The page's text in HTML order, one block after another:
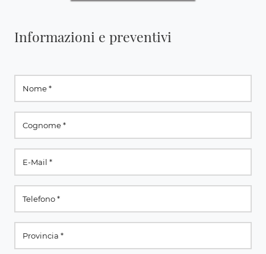
Informazioni e preventivi